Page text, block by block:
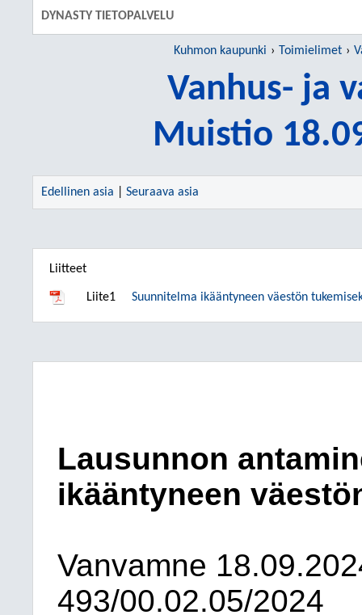
DYNASTY TIETOPALVELU
Kuhmon kaupunki Toimielimet
Vanhus- ja
Muistio
Edellinen asia Seuraava asia
Liitteet
Liite1 Suunnitelma ikääntyneen väestön
Lausunnon
ikääntyneen
Vanvamne
493/00.02.05/2024